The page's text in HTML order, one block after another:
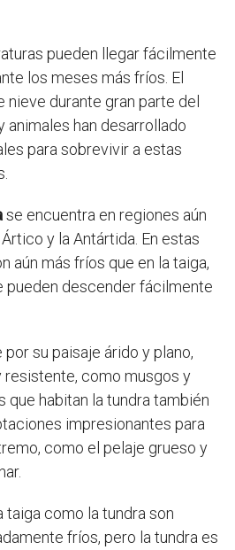
pueden llegar fácilmente
los meses más fríos. El
durante gran parte del
animales han desarrollado
para sobrevivir a estas
se encuentra en regiones aún
y la Antártida. En estas
aún más fríos que en la taiga,
pueden descender fácilmente
su paisaje árido y plano,
resistente, como musgos y
que habitan la tundra también
impresionantes para
como el pelaje grueso y
taiga como la tundra son
fríos, pero la tundra es